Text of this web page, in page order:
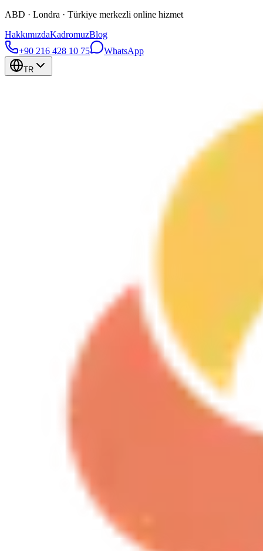
ABD · Londra · Türkiye merkezli online hizmet
HakkımızdaKadromuzBlog
+90 216 428 10 75
WhatsApp
TR